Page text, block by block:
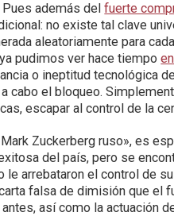
Pues además delfuerte
no existe tal clave
aleatoriamente para
pudimos ver hace tiempo
o ineptitud tecnológica
cabo el bloqueo.
escapar al control de la
Zuckerberg ruso», es
del país, pero se
arrebataron el control de
falsa de dimisión que el
así como la actuación